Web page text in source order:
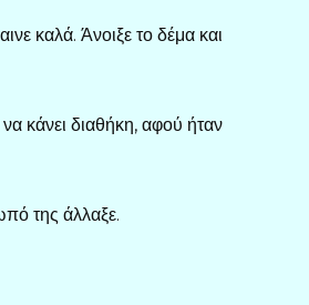
καλά. Άνοιξε το δέμα και
κάνει διαθήκη, αφού ήταν
της άλλαξε.